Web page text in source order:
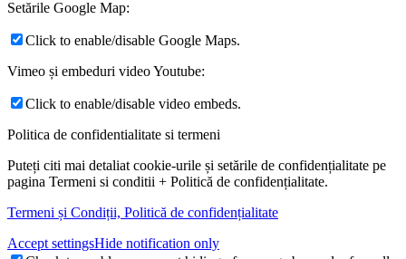
Setările Google Map:
Click to enable/disable Google Maps.
Vimeo și embeduri video Youtube:
Click to enable/disable video embeds.
Politica de confidentialitate si termeni
Puteți citi mai detaliat cookie-urile și setările de confidențialitate pe
pagina Termeni si conditii + Politică de confidențialitate.
Termeni și Condiții, Politică de confidențialitate
Accept settingsHide notification only